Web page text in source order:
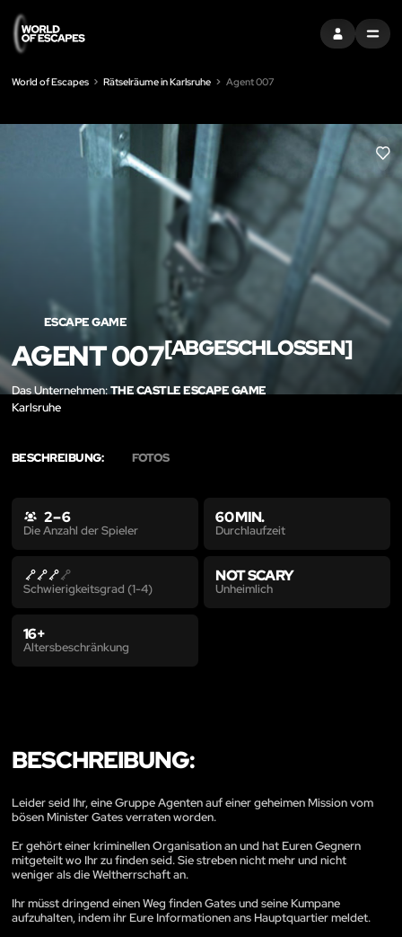
EINTRAGEN
MENU
World of Escapes Rätselräume in Karlsruhe Agent 007
LIKE
ESCAPE GAME
AGENT 007[ABGESCHLOSSEN]
Das Unternehmen:THE CASTLE ESCAPE GAME
Karlsruhe
BESCHREIBUNG: FOTOS
2 – 6
Die Anzahl der Spieler
60 MIN.
Durchlaufzeit
Schwierigkeitsgrad (1-4)
NOT SCARY
Unheimlich
16+
Altersbeschränkung
BESCHREIBUNG:
Leider seid Ihr, eine Gruppe Agenten auf einer geheimen Mission vom
bösen Minister Gates verraten worden.
Er gehört einer kriminellen Organisation an und hat Euren Gegnern
mitgeteilt wo Ihr zu finden seid. Sie streben nicht mehr und nicht
weniger als die Weltherrschaft an.
Ihr müsst dringend einen Weg finden Gates und seine Kumpane
aufzuhalten, indem ihr Eure Informationen ans Hauptquartier meldet.